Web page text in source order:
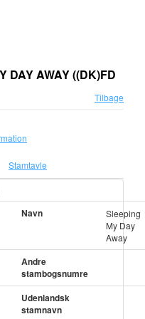
DAY AWAY((DK)FD
Tilbage
Stamtavle
Navn
Sleeping
My Day
Away
Andre
stambogsnumre
Udenlandsk
stamnavn